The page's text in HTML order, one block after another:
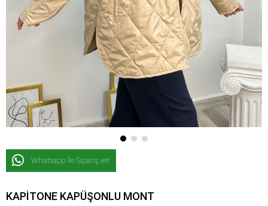
Whatsapp İle Sipariş ver
KAPİTONE KAPÜŞONLU MONT